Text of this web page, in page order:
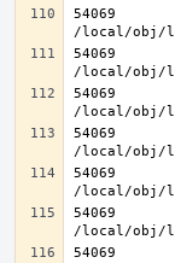
54069
54069
54069
54069
54069
54069
54069